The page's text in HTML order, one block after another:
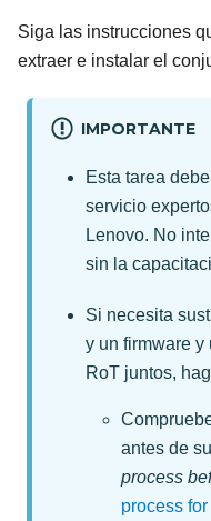
Siga las instrucciones
extraer e instalar el
IMPORTANTE
Esta tarea
servicio
Lenovo. No
sin la
Si necesita
y un firmware y
RoT juntos,
antes de
process
process